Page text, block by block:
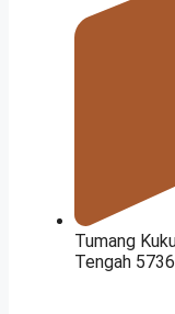
Tumang
Tengah